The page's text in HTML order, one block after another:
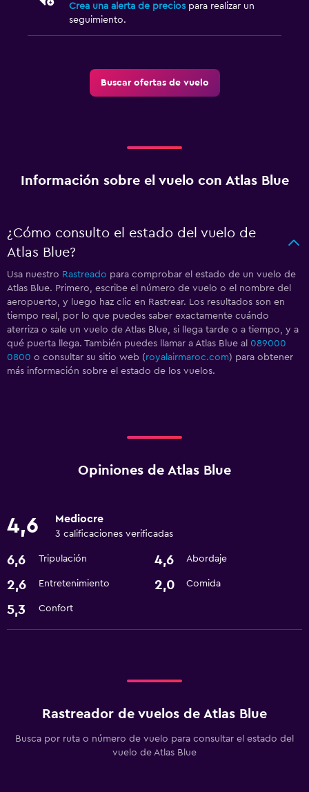
Crea una alerta de precios para realizar un
seguimiento.
Buscar ofertas de vuelo
Información sobre el vuelo con Atlas Blue
¿Cómo consulto el estado del vuelo de
Atlas Blue?
Usa nuestro Rastreado para comprobar el estado de un vuelo de
Atlas Blue. Primero, escribe el número de vuelo o el nombre del
aeropuerto, y luego haz clic en Rastrear. Los resultados son en
tiempo real, por lo que puedes saber exactamente cuándo
aterriza o sale un vuelo de Atlas Blue, si llega tarde o a tiempo, y a
qué puerta llega. También puedes llamar a Atlas Blue al 089000
0800 o consultar su sitio web (royalairmaroc.com) para obtener
más información sobre el estado de los vuelos.
Opiniones de Atlas Blue
4,6 Mediocre
3 calificaciones verificadas
6,6 Tripulación 4,6 Abordaje
2,6 Entretenimiento 2,0 Comida
5,3 Confort
Rastreador de vuelos de Atlas Blue
Busca por ruta o número de vuelo para consultar el estado del
vuelo de Atlas Blue